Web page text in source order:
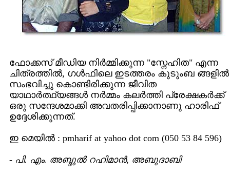
ഫോക്കസ് മീഡിയ നിര്‍മ്മിക്കുന്ന "സ്നേഹിത" എന്ന
ചിത്രത്തില്‍, ഗള്‍ഫിലെ ഇടത്തരം കുടുംബ ങ്ങളില്‍
സംഭവിച്ചു കൊണ്ടിരിക്കുന്ന ജീവിത
യാഥാര്‍ത്ഥ്യങ്ങള്‍ നര്‍മ്മം കലര്‍ത്തി പ്രേക്ഷകര്‍ക്ക്
ഒരു സന്ദേശമാക്കി അവതരിപ്പിക്കാനാണു ഹാരിഫ്
ഉദ്ദേശിക്കുന്നത്.
ഇ മെയില്‍ : pmharif at yahoo dot com (050 53 84 596)
- പി. എം. അബ്ദുല്‍ റഹിമാന്‍, അബുദാബി